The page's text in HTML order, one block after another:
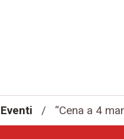
Eventi / “Cena a 4